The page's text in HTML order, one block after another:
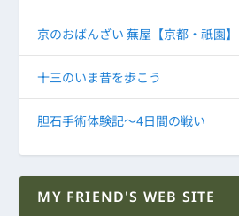
京のおばんざい 蕪屋【京都・祇園】
十三のいま昔を歩こう
胆石手術体験記～4日間の戦い
MY FRIEND'S WEB SITE